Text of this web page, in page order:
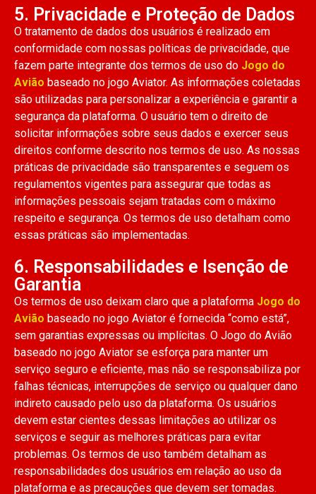
5. Privacidade e Proteção de Dados
O tratamento de dados dos usuários é realizado em
conformidade com nossas políticas de privacidade, que
fazem parte integrante dos termos de uso do Jogo do
Avião baseado no jogo Aviator. As informações coletadas
são utilizadas para personalizar a experiência e garantir a
segurança da plataforma. O usuário tem o direito de
solicitar informações sobre seus dados e exercer seus
direitos conforme descrito nos termos de uso. As nossas
práticas de privacidade são transparentes e seguem os
regulamentos vigentes para assegurar que todas as
informações pessoais sejam tratadas com o máximo
respeito e segurança. Os termos de uso detalham como
essas práticas são implementadas.
6. Responsabilidades e Isenção de
Garantia
Os termos de uso deixam claro que a plataforma Jogo do
Avião baseado no jogo Aviator é fornecida “como está”,
sem garantias expressas ou implícitas. O Jogo do Avião
baseado no jogo Aviator se esforça para manter um
serviço seguro e eficiente, mas não se responsabiliza por
falhas técnicas, interrupções de serviço ou qualquer dano
indireto causado pelo uso da plataforma. Os usuários
devem estar cientes dessas limitações ao utilizar os
serviços e seguir as melhores práticas para evitar
problemas. Os termos de uso também detalham as
responsabilidades dos usuários em relação ao uso da
plataforma e as precauções que devem ser tomadas.